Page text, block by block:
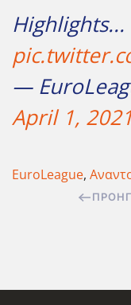
Highlights...
—
April 1,
EuroLeague,